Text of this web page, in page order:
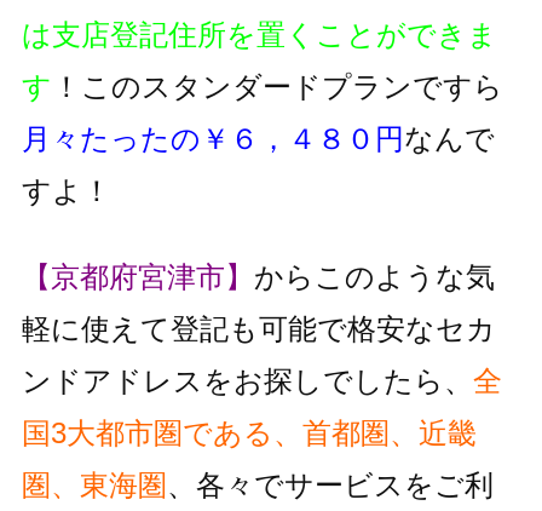
は支店登記住所を置くことができま
す ！このスタンダードプランですら
月々たったの￥６，４８０円なんで
すよ！
【京都府宮津市】 からこのような気
軽に使えて登記も可能で格安なセカ
ンドアドレスをお探しでしたら、 全
国3大都市圏である、首都圏、近畿
圏、東海圏、各々でサービスをご利